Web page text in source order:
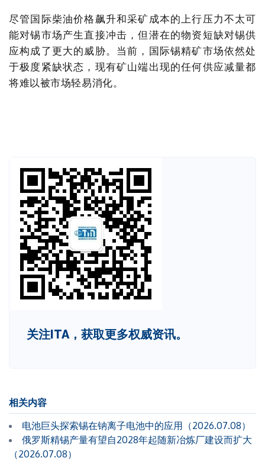
尽管国际柴油价格飙升和采矿成本的上行压力不太可
能对锡市场产生直接冲击，但潜在的物资短缺对锡供
应构成了更大的威胁。当前，国际锡精矿市场依然处
于极度紧缺状态，现有矿山端出现的任何供应减量都
将难以被市场轻易消化。
关注ITA，获取更多权威资讯。
相关内容
电池巨头探索锡在钠离子电池中的应用（2026.07.08）
俄罗斯精锡产量有望自2028年起随新冶炼厂建设而扩大
（2026.07.08）